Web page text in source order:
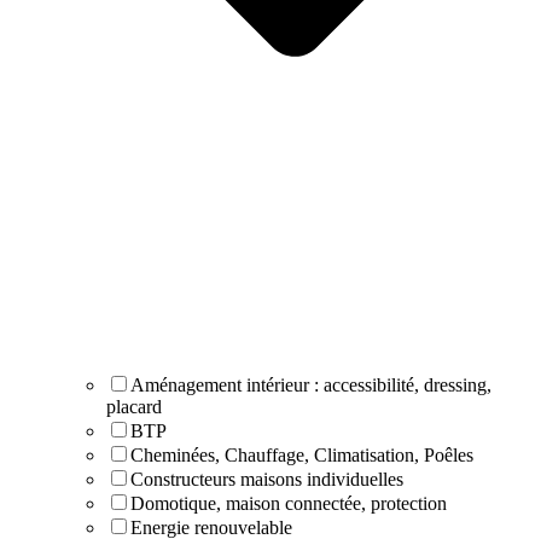
Aménagement intérieur : accessibilité, dressing,
placard
BTP
Cheminées, Chauffage, Climatisation, Poêles
Constructeurs maisons individuelles
Domotique, maison connectée, protection
Energie renouvelable